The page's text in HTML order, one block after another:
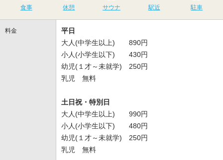
食事 休憩 サウナ 駅近 駐車
料金
平日
大人(中学生以上) 890円
小人(小学生以下) 430円
幼児(１才～未就学) 250円
乳児 無料
土日祝・特別日
大人(中学生以上) 990円
小人(小学生以下) 480円
幼児(１才～未就学) 250円
乳児 無料